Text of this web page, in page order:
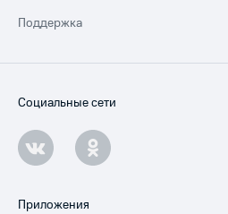
Поддержка
Социальные сети
Приложения